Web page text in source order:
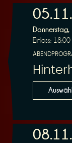
Donnerstag,
Einlass: 18:00